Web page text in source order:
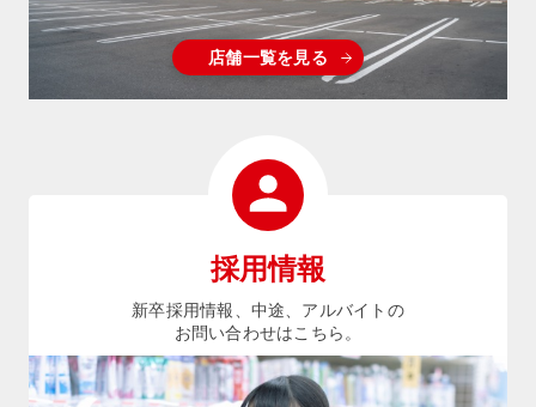
店舗一覧を見る
採用情報
新卒採用情報、中途、アルバイトの
お問い合わせはこちら。